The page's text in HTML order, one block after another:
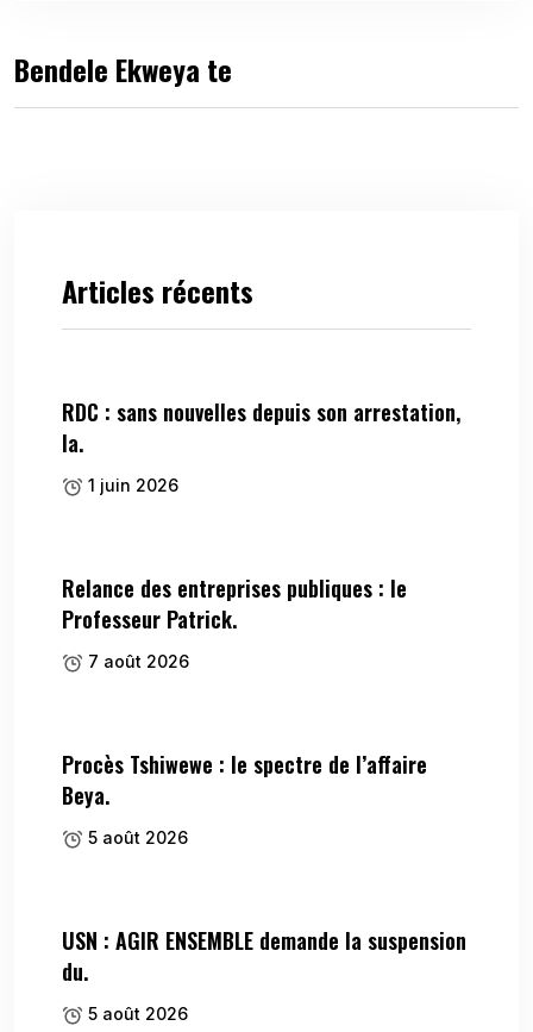
Bendele Ekweya te
Articles récents
RDC : sans nouvelles depuis son arrestation,
la.
1 juin 2026
Relance des entreprises publiques : le
Professeur Patrick.
7 août 2026
Procès Tshiwewe : le spectre de l’affaire
Beya.
5 août 2026
USN : AGIR ENSEMBLE demande la suspension
du.
5 août 2026